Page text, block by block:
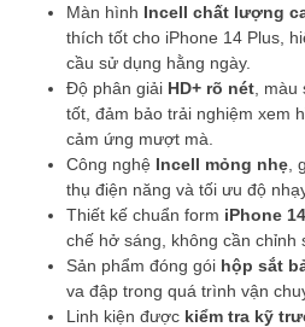
Màn hình Incell chất lượng
thích tốt cho iPhone 14 Plus,
cầu sử dụng hằng ngày.
Độ phân giải HD+ rõ nét ,
tốt, đảm bảo trải nghiệm xem
cảm ứng mượt mà.
Công nghệ Incell mỏng nhẹ
thụ điện năng và tối ưu độ
Thiết kế chuẩn form iPhone
chế hở sáng, không cần chỉnh
Sản phẩm đóng gói hộp sắt
va đập trong quá trình vận
Linh kiện được kiểm tra kỹ